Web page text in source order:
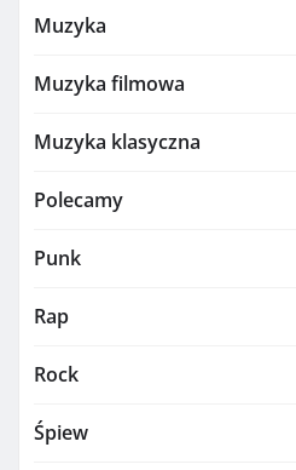
Muzyka
Muzyka filmowa
Muzyka klasyczna
Polecamy
Punk
Rap
Rock
Śpiew